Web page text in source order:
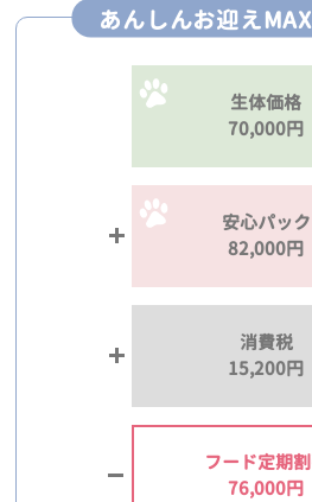
あんしんお迎え
生体価格
70,000円
安心パック
82,000円
消費税
15,200円
フード定期
76,000円